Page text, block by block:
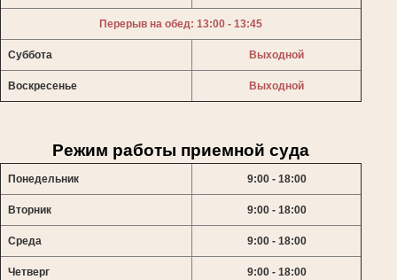
Перерыв на обед: 13:00 - 13:45
Суббота Выходной
Воскресенье Выходной
Режим работы приемной суда
Понедельник 9:00 - 18:00
Вторник 9:00 - 18:00
Среда 9:00 - 18:00
Четверг 9:00 - 18:00